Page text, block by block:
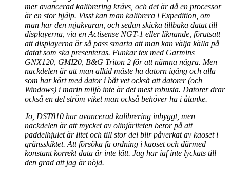
mer avancerad kalibrering krävs, och det är då en processor
är en stor hjälp. Visst kan man kalibrera i Expedition, om
man har den mjukvaran, och sedan skicka tillbaka datat till
displayerna, via en Actisense NGT-1 eller liknande, förutsatt
att displayerna är så pass smarta att man kan välja källa på
datat som ska presenteras. Funkar tex med Garmins
GNX120, GMI20, B&G Triton 2 för att nämna några. Men
nackdelen är att man alltid måste ha datorn igång och alla
som har kört med dator i båt vet också att datorer (och
Windows) i marin miljö inte är det mest robusta. Datorer drar
också en del ström viket man också behöver ha i åtanke.
Jo, DST810 har avancerad kalibrering inbyggt, men
nackdelen är att mycket av olinjäriteten beror på att
paddelhjulet är litet och till stor del blir påverkat av kaoset i
gränsskiktet. Att försöka få ordning i kaoset och därmed
konstant korrekt data är inte lätt. Jag har iaf inte lyckats till
den grad att jag är nöjd.